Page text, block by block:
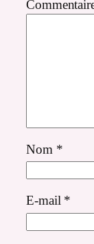
Nom *
E-mail *